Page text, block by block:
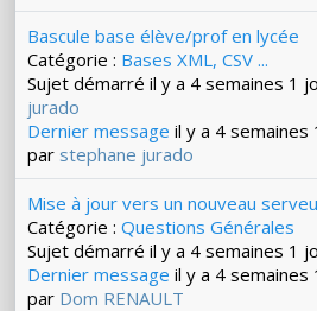
Bascule base élève/prof en lycée
Catégorie : Bases XML, CSV ...
Sujet démarré il y a 4 semaines 1
jurado
Dernier message il y a 4 semaines
par stephane jurado
Mise à jour vers un nouveau
Catégorie : Questions Générales
Sujet démarré il y a 4 semaines 1
Dernier message il y a 4 semaines
par Dom RENAULT